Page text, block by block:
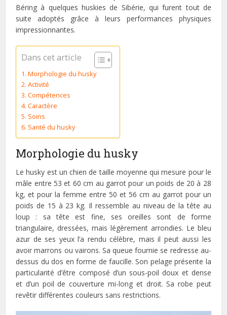
Béring à quelques huskies de Sibérie, qui furent tout de
suite adoptés grâce à leurs performances physiques
impressionnantes.
Dans cet article
Morphologie du husky
Activité
Compétences
Caractère
Soins
Santé du husky
Morphologie du husky
Le husky est un chien de taille moyenne qui mesure pour le
mâle entre 53 et 60 cm au garrot pour un poids de 20 à 28
kg, et pour la femme entre 50 et 56 cm au garrot pour un
poids de 15 à 23 kg. Il ressemble au niveau de la tête au
loup : sa tête est fine, ses oreilles sont de forme
triangulaire, dressées, mais légèrement arrondies. Le bleu
azur de ses yeux l’a rendu célèbre, mais il peut aussi les
avoir marrons ou vairons. Sa queue fournie se redresse au-
dessus du dos en forme de faucille. Son pelage présente la
particularité d’être composé d’un sous-poil doux et dense
et d’un poil de couverture mi-long et droit. Sa robe peut
revêtir différentes couleurs sans restrictions.